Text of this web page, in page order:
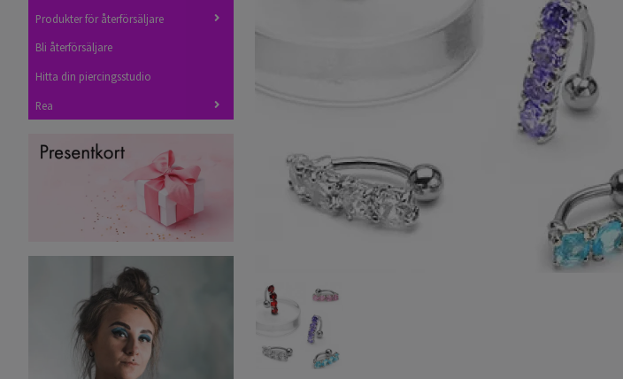
Produkter för återförsäljare
Bli återförsäljare
Hitta din piercingsstudio
Rea